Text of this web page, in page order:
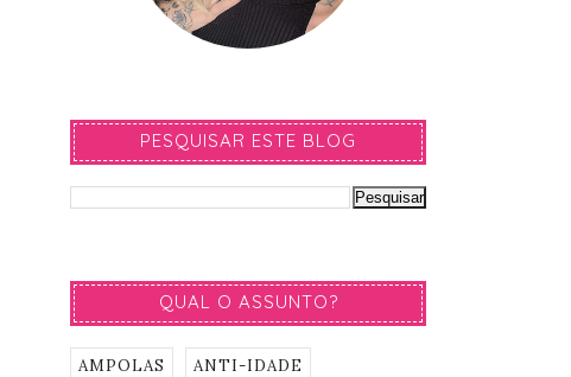
PESQUISAR ESTE BLOG
QUAL O ASSUNTO?
AMPOLAS ANTI-IDADE